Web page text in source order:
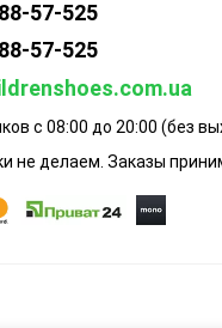
57-525
57-525
с 08:00 до 20:00 (без
не делаем. Заказы